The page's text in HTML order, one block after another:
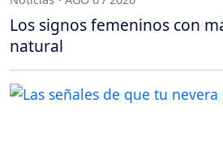
Los signos femeninos con
natural